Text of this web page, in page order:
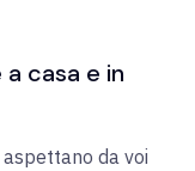
casa e in
da voi